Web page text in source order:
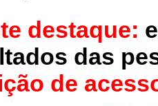
destaque:
das
de